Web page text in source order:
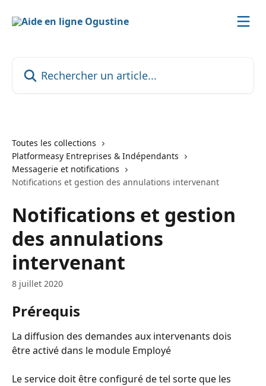
Toutes les collections
Platformeasy Entreprises & Indépendants
Messagerie et notifications
Notifications et gestion des annulations intervenant
Notifications et gestion
des annulations
intervenant
8 juillet 2020
Prérequis
La diffusion des demandes aux intervenants dois
être activé dans le module Employé
Le service doit être configuré de tel sorte que les